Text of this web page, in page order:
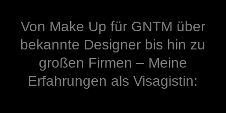
Von Make Up für GNTM über
bekannte Designer bis hin zu
großen Firmen – Meine
Erfahrungen als Visagistin: